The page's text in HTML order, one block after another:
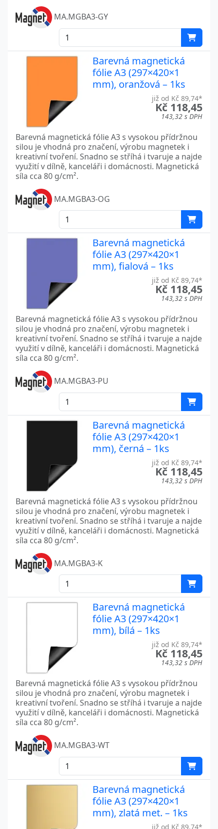
MA.MGBA3-GY
Barevná magnetická
fólie A3 (297×420×1
mm), oranžová – 1ks
již od Kč 89,74*
Kč 118,45
143,32 s DPH
Barevná magnetická fólie A3 s vysokou přídržnou
silou je vhodná pro značení, výrobu magnetek i
kreativní tvoření. Snadno se stříhá i tvaruje a najde
využití v dílně, kanceláři i domácnosti. Magnetická
síla cca 80 g/cm².
MA.MGBA3-OG
Barevná magnetická
fólie A3 (297×420×1
mm), fialová – 1ks
již od Kč 89,74*
Kč 118,45
143,32 s DPH
Barevná magnetická fólie A3 s vysokou přídržnou
silou je vhodná pro značení, výrobu magnetek i
kreativní tvoření. Snadno se stříhá i tvaruje a najde
využití v dílně, kanceláři i domácnosti. Magnetická
síla cca 80 g/cm².
MA.MGBA3-PU
Barevná magnetická
fólie A3 (297×420×1
mm), černá – 1ks
již od Kč 89,74*
Kč 118,45
143,32 s DPH
Barevná magnetická fólie A3 s vysokou přídržnou
silou je vhodná pro značení, výrobu magnetek i
kreativní tvoření. Snadno se stříhá i tvaruje a najde
využití v dílně, kanceláři i domácnosti. Magnetická
síla cca 80 g/cm².
MA.MGBA3-K
Barevná magnetická
fólie A3 (297×420×1
mm), bílá – 1ks
již od Kč 89,74*
Kč 118,45
143,32 s DPH
Barevná magnetická fólie A3 s vysokou přídržnou
silou je vhodná pro značení, výrobu magnetek i
kreativní tvoření. Snadno se stříhá i tvaruje a najde
využití v dílně, kanceláři i domácnosti. Magnetická
síla cca 80 g/cm².
MA.MGBA3-WT
Barevná magnetická
fólie A3 (297×420×1
mm), zlatá met. – 1ks
již od Kč 89,74*